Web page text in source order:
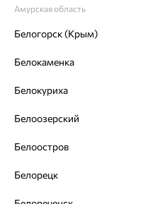
64%
золото, бриллиант,
от 29 547
Амурская область
Белогорск (Крым)
Белокаменка
Белокуриха
Белоозерский
Белоостров
Белорецк